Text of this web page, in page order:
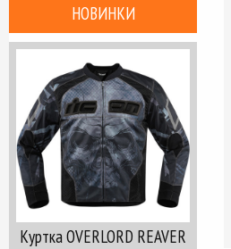
НОВИНКИ
Куртка OVERLORD REAVER